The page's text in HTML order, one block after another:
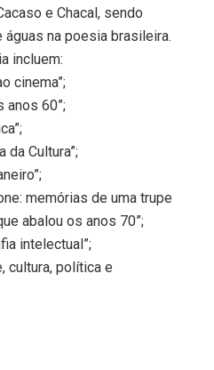
e Chacal, sendo
na poesia brasileira.
incluem:
cinema”;
anos 60”;
da Cultura”;
memórias de uma trupe
abalou os anos 70”;
intelectual”;
cultura, política e